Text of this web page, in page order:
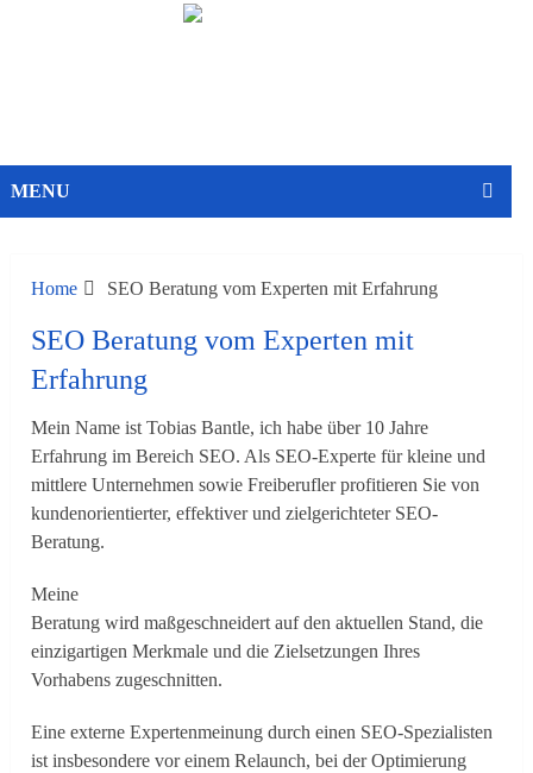
MENU
Home SEO Beratung vom Experten mit Erfahrung
SEO Beratung vom Experten mit
Erfahrung
Mein Name ist Tobias Bantle, ich habe über 10 Jahre
Erfahrung im Bereich SEO. Als SEO-Experte für kleine und
mittlere Unternehmen sowie Freiberufler profitieren Sie von
kundenorientierter, effektiver und zielgerichteter SEO-
Beratung.
Meine
Beratung wird maßgeschneidert auf den aktuellen Stand, die
einzigartigen Merkmale und die Zielsetzungen Ihres
Vorhabens zugeschnitten.
Eine externe Expertenmeinung durch einen SEO-Spezialisten
ist insbesondere vor einem Relaunch, bei der Optimierung